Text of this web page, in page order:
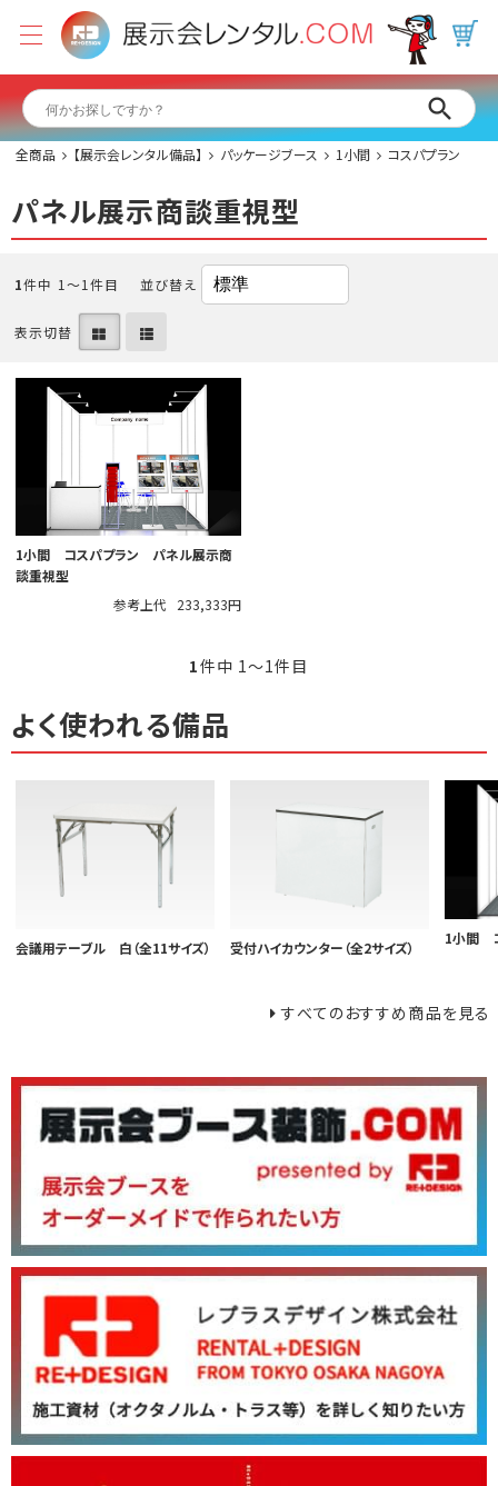
全商品 【展示会レンタル備品】 パッケージブース 1小間 コスパプラン
パネル展示商談重視型
1件中 1〜1件目 並び替え
表示切替
1小間 コスパプラン パネル展示商
談重視型
参考上代
233,333円
1件中 1〜1件目
よく使われる備品
会議用テーブル 白（全11サイズ） 受付ハイカウンター（全2サイズ）
1小間
すべてのおすすめ商品を見る